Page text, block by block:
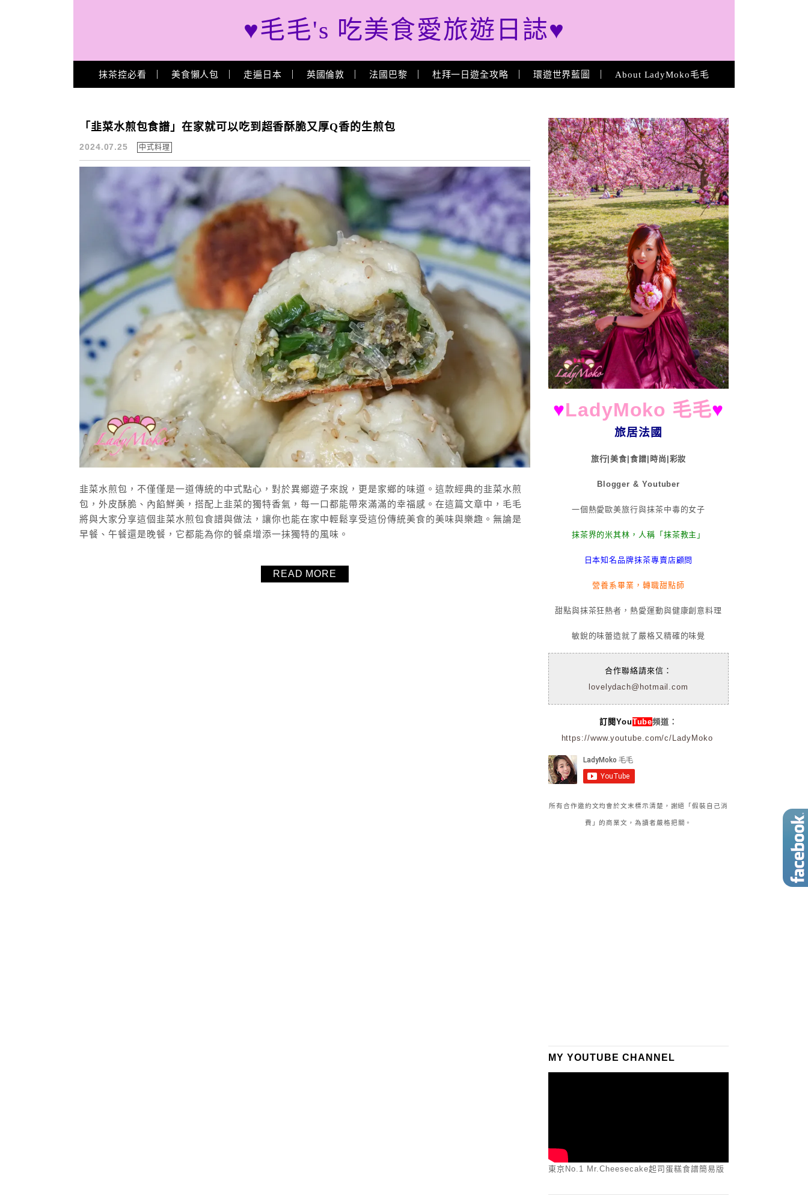
♥毛毛's 吃美食愛旅遊日誌♥
Main Menu
抹茶控必看 美食懶人包 走遍日本 英國倫敦 法國巴黎 杜拜一日遊全攻略 環遊世界藍圖 About LadyMoko毛毛
韭菜水煎包 作法
「韭菜水煎包食譜」在家就可以吃到超香酥脆又厚Q香的生煎包
2024.07.25 中式料理
韭菜水煎包，不僅僅是一道傳統的中式點心，對於異鄉遊子來說，更是家鄉的味道。這款經典的韭菜水煎
包，外皮酥脆、內餡鮮美，搭配上韭菜的獨特香氣，每一口都能帶來滿滿的幸福感。在這篇文章中，毛毛
將與大家分享這個韭菜水煎包食譜與做法，讓你也能在家中輕鬆享受這份傳統美食的美味與樂趣。無論是
早餐、午餐還是晚餐，它都能為你的餐桌增添一抹獨特的風味。
READ MORE
About
♥LadyMoko 毛毛♥
旅居法國
旅行|美食|食譜|時尚|彩妝
Blogger & Youtuber
一個熱愛歐美旅行與抹茶中毒的女子
抹茶界的米其林，人稱「抹茶教主」
日本知名品牌抹茶專賣店顧問
營養系畢業，轉職甜點師
甜點與抹茶狂熱者，熱愛運動與健康創意料理
敏銳的味蕾造就了嚴格又精確的味覺
合作聯絡請來信：
lovelydach@hotmail.com
訂閱YouTube頻道：
https://www.youtube.com/c/LadyMoko
所有合作邀約文均會於文末標示清楚，謝絕「假裝自己消
費」的商業文，為讀者嚴格把關。
MY YOUTUBE CHANNEL
東京No.1 Mr.Cheesecake起司蛋糕食譜簡易版